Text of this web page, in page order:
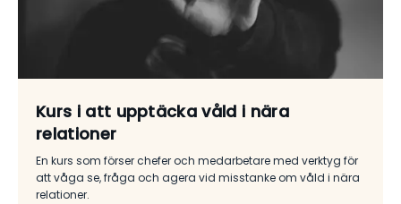
Kurs i att upptäcka våld i nära
relationer
En kurs som förser chefer och medarbetare med verktyg för
att våga se, fråga och agera vid misstanke om våld i nära
relationer.